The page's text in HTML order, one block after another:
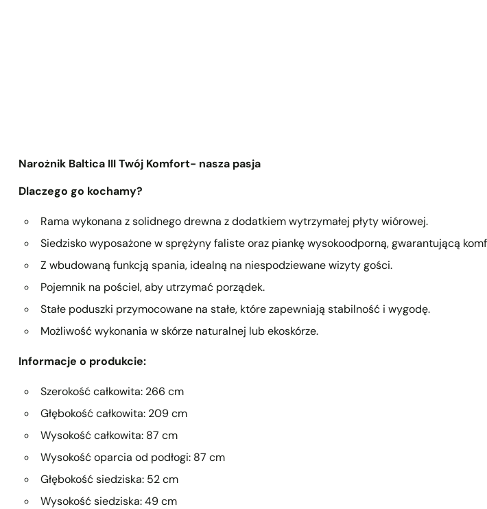
Narożnik Baltica III Twój Komfort- nasza pasja
Dlaczego go kochamy?
Rama wykonana z solidnego drewna z dodatkiem wytrzymałej płyty wiórowej.
Siedzisko wyposażone w sprężyny faliste oraz piankę wysokoodporną, gwarantującą
Z wbudowaną funkcją spania, idealną na niespodziewane wizyty gości.
Pojemnik na pościel, aby utrzymać porządek.
Stałe poduszki przymocowane na stałe, które zapewniają stabilność i wygodę.
Możliwość wykonania w skórze naturalnej lub ekoskórze.
Informacje o produkcie:
Szerokość całkowita: 266 cm
Głębokość całkowita: 209 cm
Wysokość całkowita: 87 cm
Wysokość oparcia od podłogi: 87 cm
Głębokość siedziska: 52 cm
Wysokość siedziska: 49 cm